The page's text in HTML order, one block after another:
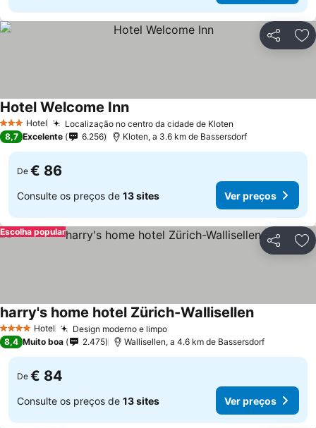
Partilhar
3 EstrelasHotel Localização no centro da cidade de Kloten
Hotel Welcome Inn
8,7 Excelente 6.256 Kloten, a 3.6 km de Bassersdorf
De € 86
Consulte os preços de 13 sites Ver preços
Partilhar
Escolha popular
4 EstrelasHotel Design moderno e limpo
harry's home hotel Zürich-Wallisellen
8,4 Muito boa 2.475 Wallisellen, a 4.6 km de Bassersdorf
De € 84
Consulte os preços de 13 sites Ver preços